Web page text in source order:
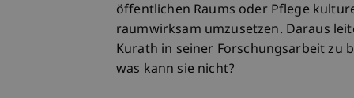
öffentlichen Raums oder Pflege
raumwirksam umzusetzen. Daraus
Kurath in seiner Forschungsarbeit zu
was kann sie nicht?